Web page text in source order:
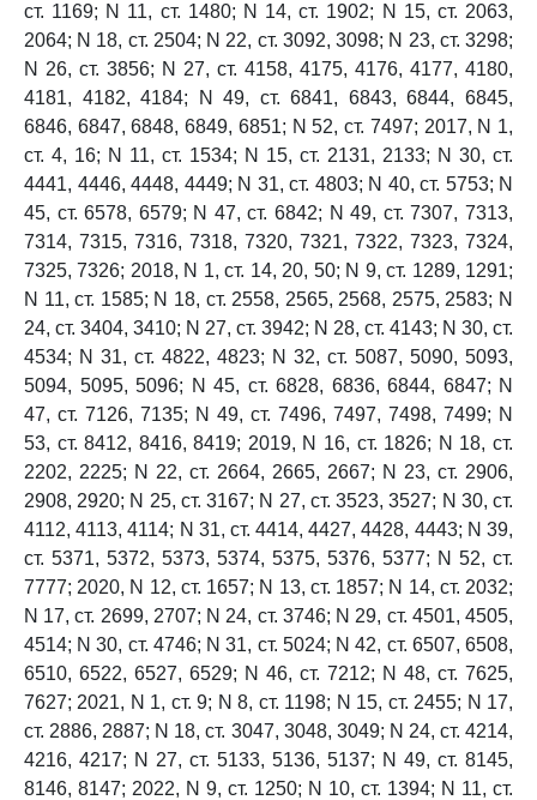
ст. 1169; N 11, ст. 1480; N 14, ст. 1902; N 15, ст. 2063,
2064; N 18, ст. 2504; N 22, ст. 3092, 3098; N 23, ст. 3298;
N 26, ст. 3856; N 27, ст. 4158, 4175, 4176, 4177, 4180,
4181, 4182, 4184; N 49, ст. 6841, 6843, 6844, 6845,
6846, 6847, 6848, 6849, 6851; N 52, ст. 7497; 2017, N 1,
ст. 4, 16; N 11, ст. 1534; N 15, ст. 2131, 2133; N 30, ст.
4441, 4446, 4448, 4449; N 31, ст. 4803; N 40, ст. 5753; N
45, ст. 6578, 6579; N 47, ст. 6842; N 49, ст. 7307, 7313,
7314, 7315, 7316, 7318, 7320, 7321, 7322, 7323, 7324,
7325, 7326; 2018, N 1, ст. 14, 20, 50; N 9, ст. 1289, 1291;
N 11, ст. 1585; N 18, ст. 2558, 2565, 2568, 2575, 2583; N
24, ст. 3404, 3410; N 27, ст. 3942; N 28, ст. 4143; N 30, ст.
4534; N 31, ст. 4822, 4823; N 32, ст. 5087, 5090, 5093,
5094, 5095, 5096; N 45, ст. 6828, 6836, 6844, 6847; N
47, ст. 7126, 7135; N 49, ст. 7496, 7497, 7498, 7499; N
53, ст. 8412, 8416, 8419; 2019, N 16, ст. 1826; N 18, ст.
2202, 2225; N 22, ст. 2664, 2665, 2667; N 23, ст. 2906,
2908, 2920; N 25, ст. 3167; N 27, ст. 3523, 3527; N 30, ст.
4112, 4113, 4114; N 31, ст. 4414, 4427, 4428, 4443; N 39,
ст. 5371, 5372, 5373, 5374, 5375, 5376, 5377; N 52, ст.
7777; 2020, N 12, ст. 1657; N 13, ст. 1857; N 14, ст. 2032;
N 17, ст. 2699, 2707; N 24, ст. 3746; N 29, ст. 4501, 4505,
4514; N 30, ст. 4746; N 31, ст. 5024; N 42, ст. 6507, 6508,
6510, 6522, 6527, 6529; N 46, ст. 7212; N 48, ст. 7625,
7627; 2021, N 1, ст. 9; N 8, ст. 1198; N 15, ст. 2455; N 17,
ст. 2886, 2887; N 18, ст. 3047, 3048, 3049; N 24, ст. 4214,
4216, 4217; N 27, ст. 5133, 5136, 5137; N 49, ст. 8145,
8146, 8147; 2022, N 9, ст. 1250; N 10, ст. 1394; N 11, ст.